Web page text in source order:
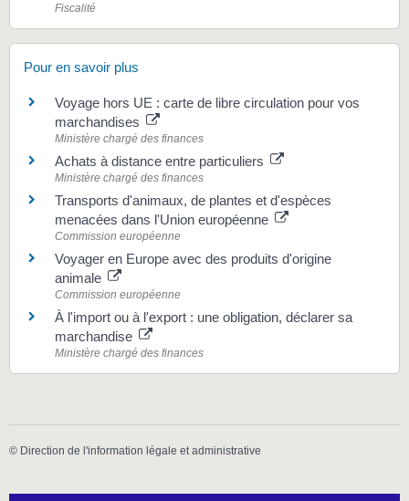
Fiscalité
Pour en savoir plus
Voyage hors UE : carte de libre circulation pour vos
marchandises
Ministère chargé des finances
Achats à distance entre particuliers
Ministère chargé des finances
Transports d'animaux, de plantes et d'espèces
menacées dans l'Union européenne
Commission européenne
Voyager en Europe avec des produits d'origine
animale
Commission européenne
À l'import ou à l'export : une obligation, déclarer sa
marchandise
Ministère chargé des finances
© Direction de l'information légale et administrative